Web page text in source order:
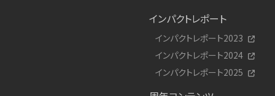
インパクトレポート
インパクトレポート2023
インパクトレポート2024
インパクトレポート2025